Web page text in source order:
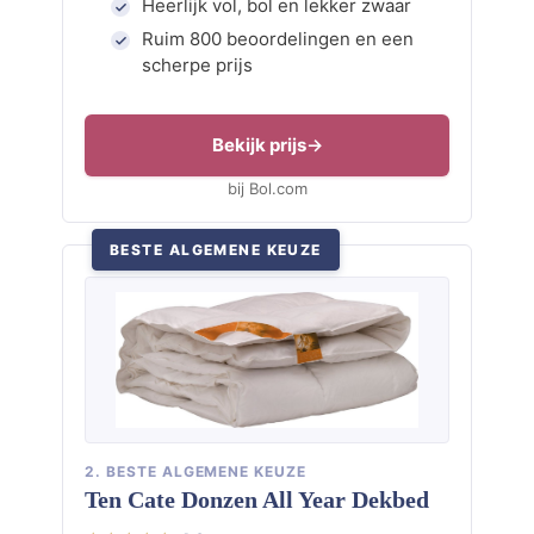
Heerlijk vol, bol en lekker zwaar
Ruim 800 beoordelingen en een
scherpe prijs
Bekijk prijs
bij Bol.com
BESTE ALGEMENE KEUZE
2. BESTE ALGEMENE KEUZE
Ten Cate Donzen All Year Dekbed